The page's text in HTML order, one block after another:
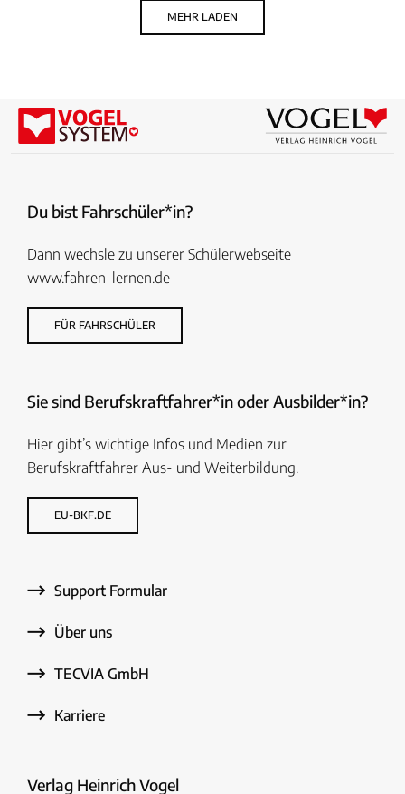
MEHR LADEN
Du bist Fahrschüler*in?
Dann wechsle zu unserer Schülerwebseite
www.fahren-lernen.de
FÜR FAHRSCHÜLER
Sie sind Berufskraftfahrer*in oder Ausbilder*in?
Hier gibt’s wichtige Infos und Medien zur
Berufskraftfahrer Aus- und Weiterbildung.
EU-BKF.DE
Support Formular
Über uns
TECVIA GmbH
Karriere
Verlag Heinrich Vogel